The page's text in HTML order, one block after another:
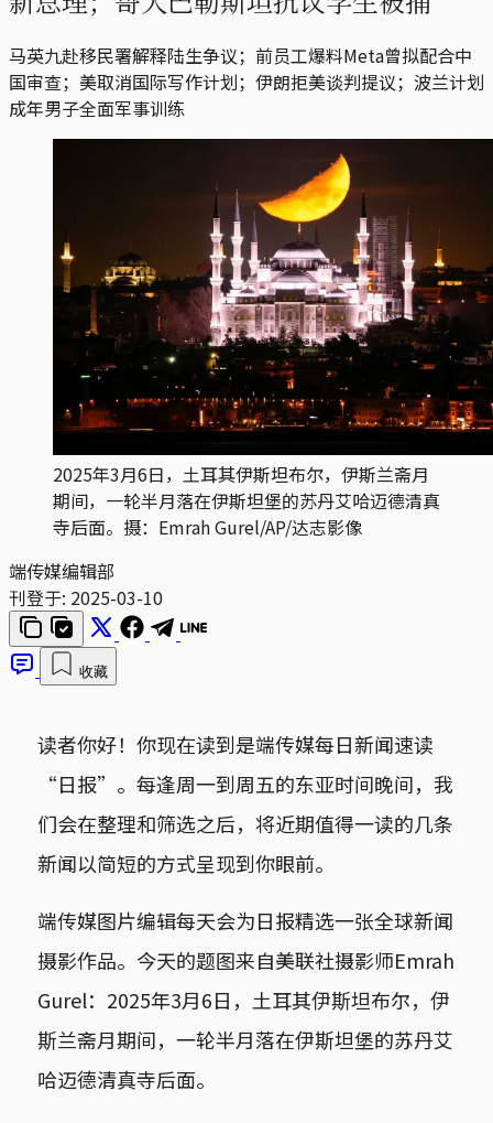
马英九赴移民署解释陆生争议；前员工爆料Meta曾拟配合中
国审查；美取消国际写作计划；伊朗拒美谈判提议；波兰计划
成年男子全面军事训练
2025年3月6日，土耳其伊斯坦布尔，伊斯兰斋月
期间，一轮半月落在伊斯坦堡的苏丹艾哈迈德清真
寺后面。摄：Emrah Gurel/AP/达志影像
端传媒编辑部
刊登于: 2025-03-10
收藏
读者你好！你现在读到是端传媒每日新闻速读
“日报”。每逢周一到周五的东亚时间晚间，我
们会在整理和筛选之后，将近期值得一读的几条
新闻以简短的方式呈现到你眼前。
端传媒图片编辑每天会为日报精选一张全球新闻
摄影作品。今天的题图来自美联社摄影师Emrah
Gurel：2025年3月6日，土耳其伊斯坦布尔，伊
斯兰斋月期间，一轮半月落在伊斯坦堡的苏丹艾
哈迈德清真寺后面。